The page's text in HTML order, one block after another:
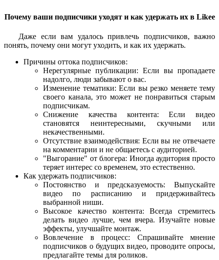
Почему ваши подписчики уходят и как удержать их в Likee
Даже если вам удалось привлечь подписчиков, важно
понять, почему они могут уходить, и как их удержать.
Причины оттока подписчиков:
Нерегулярные публикации: Если вы пропадаете
надолго, люди забывают о вас.
Изменение тематики: Если вы резко меняете тему
своего канала, это может не понравиться старым
подписчикам.
Снижение качества контента: Если видео
становятся неинтересными, скучными или
некачественными.
Отсутствие взаимодействия: Если вы не отвечаете
на комментарии и не общаетесь с аудиторией.
"Выгорание" от блогера: Иногда аудитория просто
теряет интерес со временем, это естественно.
Как удержать подписчиков:
Постоянство и предсказуемость: Выпускайте
видео по расписанию и придерживайтесь
выбранной ниши.
Высокое качество контента: Всегда стремитесь
делать видео лучше, чем вчера. Изучайте новые
эффекты, улучшайте монтаж.
Вовлечение в процесс: Спрашивайте мнение
подписчиков о будущих видео, проводите опросы,
предлагайте темы для роликов.